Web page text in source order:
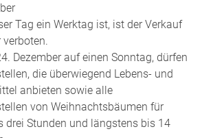
Tag ein Werktag ist, ist der Verkauf
Dezember auf einen Sonntag, dürfen
die überwiegend Lebens- und
anbieten sowie alle
von Weihnachtsbäumen für
drei Stunden und längstens bis 14